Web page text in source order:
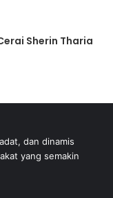
Sherin Tharia
dan dinamis
yang semakin